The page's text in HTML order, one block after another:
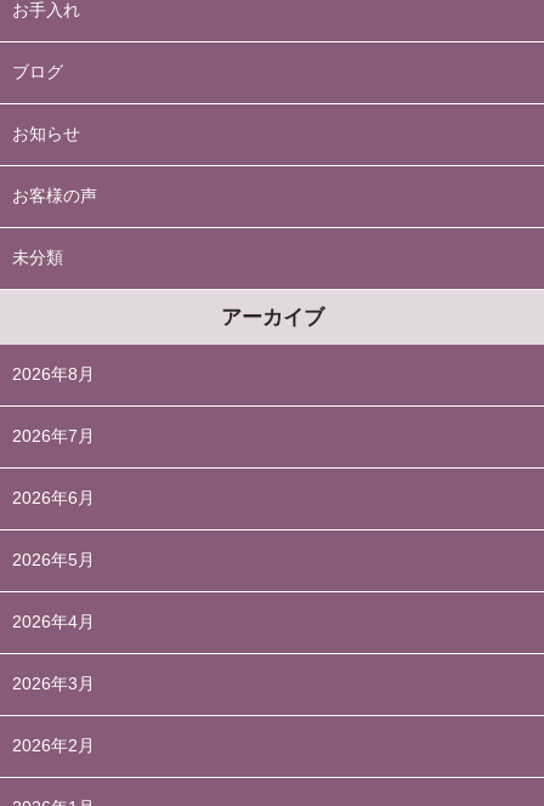
お手入れ
ブログ
お知らせ
お客様の声
未分類
アーカイブ
2026年8月
2026年7月
2026年6月
2026年5月
2026年4月
2026年3月
2026年2月